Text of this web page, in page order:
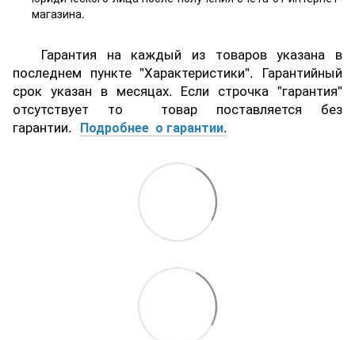
магазина.
Гарантия на каждый из товаров указана в
последнем пункте "Характеристики". Гарантийный
срок указан в месяцах. Если строчка "гарантия"
отсутствует то товар поставляется без
гарантии. Подробнее о гарантии.